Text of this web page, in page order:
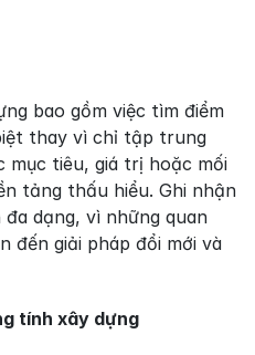
bao gồm việc tìm điểm
thay vì chỉ tập trung
mục tiêu, giá trị hoặc mối
tảng thấu hiểu. Ghi nhận
dạng, vì những quan
đến giải pháp đổi mới và
tính xây dựng